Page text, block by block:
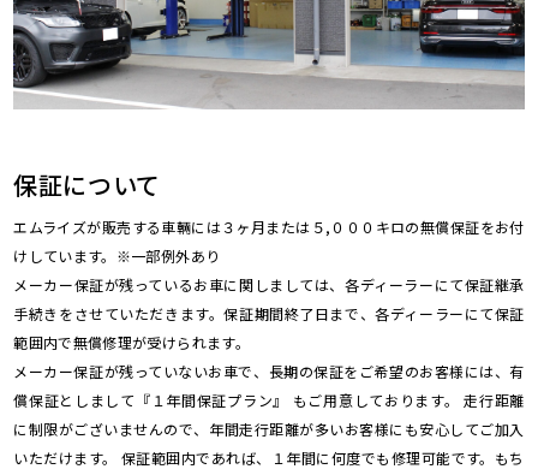
保証について
エムライズが販売する車輛には３ヶ月または５,０００キロの無償保証をお付
けしています。※一部例外あり
メーカー保証が残っているお車に関しましては、各ディーラーにて保証継承
手続きをさせていただきます。保証期間終了日まで、各ディーラーにて保証
範囲内で無償修理が受けられます。
メーカー保証が残っていないお車で、長期の保証をご希望のお客様には、有
償保証としまして『１年間保証プラン』 もご用意しております。 走行距離
に制限がございませんので、年間走行距離が多いお客様にも安心してご加入
いただけます。 保証範囲内であれば、１年間に何度でも修理可能です。もち